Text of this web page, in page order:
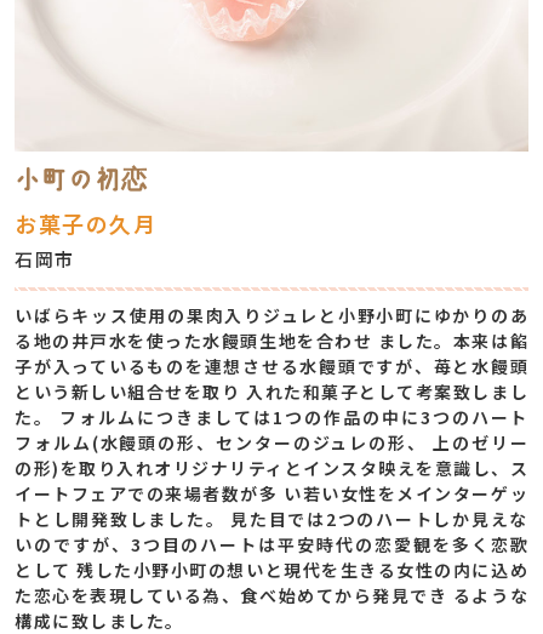
小町の初恋
お菓子の久月
石岡市
いばらキッス使用の果肉入りジュレと小野小町にゆかりのあ
る地の井戸水を使った水饅頭生地を合わせ ました。本来は餡
子が入っているものを連想させる水饅頭ですが、苺と水饅頭
という新しい組合せを取り 入れた和菓子として考案致しまし
た。 フォルムにつきましては1つの作品の中に3つのハート
フォルム(水饅頭の形、センターのジュレの形、 上のゼリー
の形)を取り入れオリジナリティとインスタ映えを意識し、ス
イートフェアでの来場者数が多 い若い女性をメインターゲッ
トとし開発致しました。 見た目では2つのハートしか見えな
いのですが、3つ目のハートは平安時代の恋愛観を多く恋歌
として 残した小野小町の想いと現代を生きる女性の内に込め
た恋心を表現している為、食べ始めてから発見でき るような
構成に致しました。